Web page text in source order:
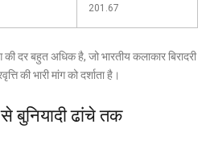
201.67
दर बहुत अधिक है, जो भारतीय कलाकार बिरादरी
की भारी मांग को दर्शाता है।
बुनियादी ढांचे तक